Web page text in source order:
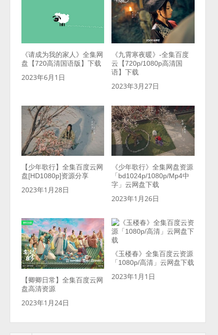
《请成为我的家人》全集网
盘【720高清国语版】下载
2023年6月1日
《九霄寒夜暖》-全集百度
云【720p/1080p高清国
语】下载
2023年3月27日
【少年歌行】全集百度云网
盘[HD1080p]资源分享
2023年1月28日
《少年歌行》全集网盘资源
「bd1024p/1080p/Mp4中
字」云网盘下载
2023年1月26日
【卿卿日常】全集百度云网
盘高清资源
2023年1月24日
《玉楼春》全集百度云资源
「1080p/高清」云网盘下载
2023年1月1日